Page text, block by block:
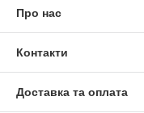
Про нас
Контакти
Доставка та оплата